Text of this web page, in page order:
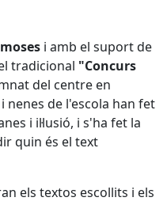
i amb el suport de
tradicional "Concurs
del centre en
nenes de l'escola han fet
i il·lusió, i s'ha fet la
quin és el text
els textos escollits i els